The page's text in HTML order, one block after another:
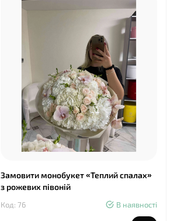
Замовити монобукет «Теплий спалах»
з рожевих півоній
Код: 76 В наявності